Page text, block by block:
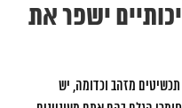
ישפר את
מזהב וכדומה, יש